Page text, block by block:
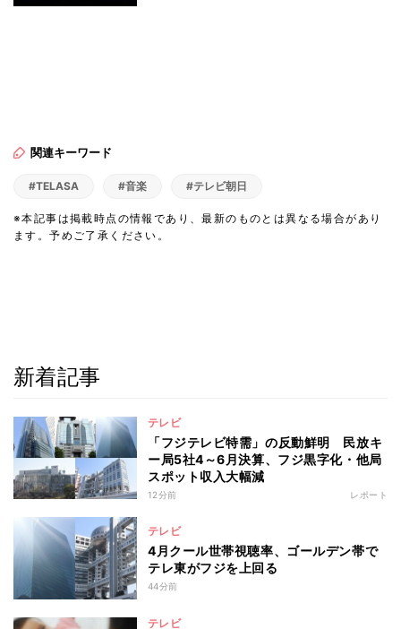
関連キーワード
#TELASA #音楽 #テレビ朝日
※本記事は掲載時点の情報であり、最新のものとは異なる場合があり
ます。予めご了承ください。
新着記事
テレビ
「フジテレビ特需」の反動鮮明 民放キ
ー局5社4～6月決算、フジ黒字化・他局
スポット収入大幅減
12分前 レポート
テレビ
4月クール世帯視聴率、ゴールデン帯で
テレ東がフジを上回る
44分前
テレビ